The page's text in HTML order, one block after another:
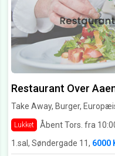
Restaurant Over
Take Away, Burger,
Lukket Åbent Tors. fra
1.sal, Søndergade 11, 6000